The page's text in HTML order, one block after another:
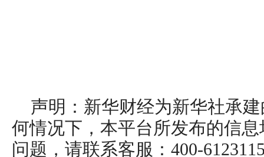
声明：新华财经为新华社承
何情况下，本平台所发布的信
问题，请联系客服：400-